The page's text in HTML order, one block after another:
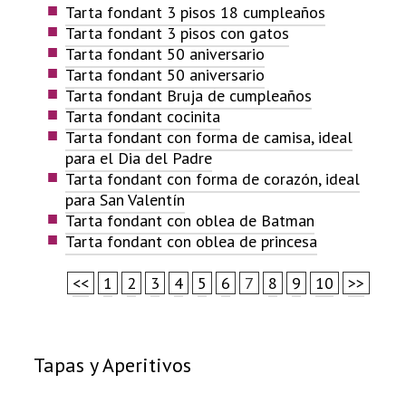
Tarta fondant 3 pisos 18 cumpleaños
Tarta fondant 3 pisos con gatos
Tarta fondant 50 aniversario
Tarta fondant 50 aniversario
Tarta fondant Bruja de cumpleaños
Tarta fondant cocinita
Tarta fondant con forma de camisa, ideal
para el Dia del Padre
Tarta fondant con forma de corazón, ideal
para San Valentín
Tarta fondant con oblea de Batman
Tarta fondant con oblea de princesa
<<
1 2 3 4 5 6 7 8 9 10 >>
Tapas y Aperitivos